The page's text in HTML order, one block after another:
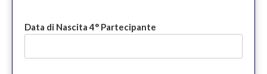
Data di Nascita 4° Partecipante